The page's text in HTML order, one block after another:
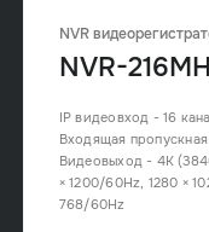
NVR
NVR-
IP видеовход - 16
Входящая
Видеовыход - 4K
× 1200/60Hz, 1280 ×
768/60Hz